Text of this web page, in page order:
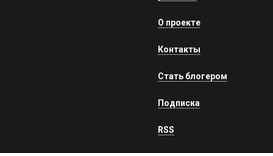
О проекте
Контакты
Стать блогером
Подписка
RSS